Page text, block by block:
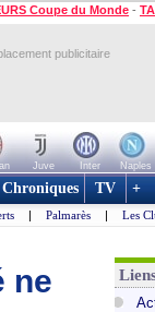
Coupe du Monde -
publicitaire
Juve Inter Naples
Chroniques TV +
| Palmarès | Les
ne